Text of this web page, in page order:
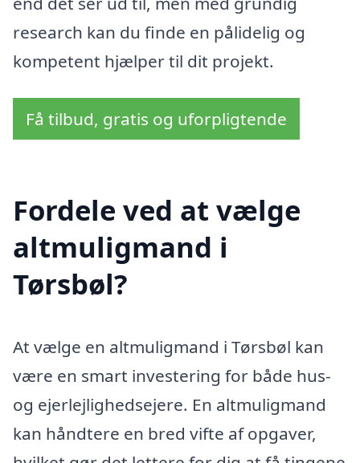
research kan du finde en pålidelig og
kompetent hjælper til dit projekt.
Få tilbud, gratis og uforpligtende
Fordele ved at vælge
altmuligmand i
Tørsbøl?
At vælge en altmuligmand i Tørsbøl kan
være en smart investering for både hus-
og ejerlejlighedsejere. En altmuligmand
kan håndtere en bred vifte af opgaver,